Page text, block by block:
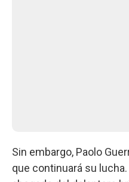
Sin embargo, Paolo
que continuará su lucha.